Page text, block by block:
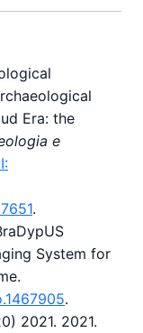
Era: the
e
.
System for
.
2021. 2021.